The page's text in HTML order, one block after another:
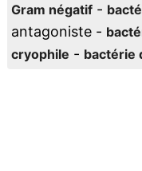
Gram négatif-
antagoniste -
cryophile - bactérie